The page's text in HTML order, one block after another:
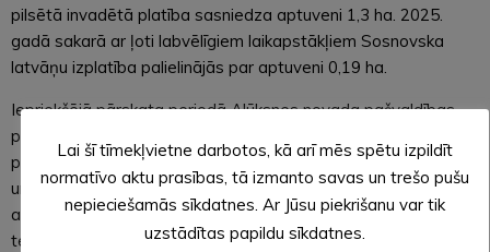
pilsētā invadētā platība sasniedza aptuveni 1,3 ha. 2025.
gadā sakarā ar ļoti labvēlīgiem laikapstākļiem Sosnovska
latvāņu izplatība palielinājās par aptuveni 0,19 ha.
Iepriekšējā pārskata periodā Alūksnes novada pašvaldības
policija sastādījusi 42 administratīvo pārkāpumu protokolus
par platībām, kurās konstatēta Sosnovska latvāņu izplatība
un nav veikta to ierobežošana. Visvairāk latvāņu perēkļu
atrodas ceļmalās, grāvju tuvumā un atsevišķās pamestās
teritorijās. Lai gan pilnībā iznīcināt šo invazīvo augu ir ļoti grūti,
Lai šī tīmekļvietne darbotos, kā arī mēs spētu izpildīt
normatīvo aktu prasības, tā izmanto savas un trešo pušu
nepieciešamās sīkdatnes. Ar Jūsu piekrišanu var tik
uzstādītas papildu sīkdatnes.